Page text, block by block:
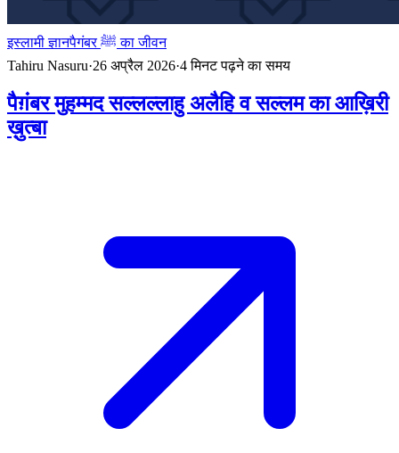
इस्लामी ज्ञान
पैगंबर ﷺ का जीवन
Tahiru Nasuru·26 अप्रैल 2026·4 मिनट पढ़ने का समय
पैग़ंबर मुहम्मद सल्लल्लाहु अलैहि व सल्लम का आख़िरी
ख़ुत्बा